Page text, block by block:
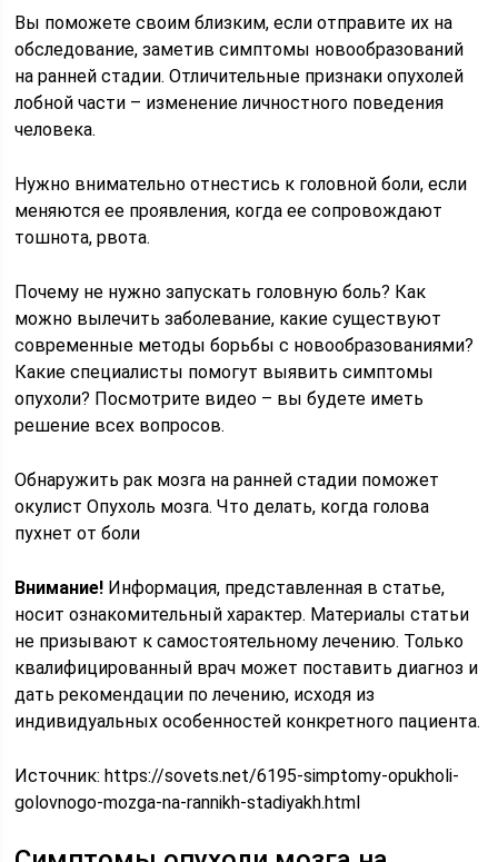
Вы поможете своим близким, если отправите их на
обследование, заметив симптомы новообразований
на ранней стадии. Отличительные признаки опухолей
лобной части – изменение личностного поведения
человека.
Нужно внимательно отнестись к головной боли, если
меняются ее проявления, когда ее сопровождают
тошнота, рвота.
Почему не нужно запускать головную боль? Как
можно вылечить заболевание, какие существуют
современные методы борьбы с новообразованиями?
Какие специалисты помогут выявить симптомы
опухоли? Посмотрите видео – вы будете иметь
решение всех вопросов.
Обнаружить рак мозга на ранней стадии поможет
окулистОпухоль мозга. Что делать, когда голова
пухнет от боли
Внимание! Информация, представленная в статье,
носит ознакомительный характер. Материалы статьи
не призывают к самостоятельному лечению. Только
квалифицированный врач может поставить диагноз и
дать рекомендации по лечению, исходя из
индивидуальных особенностей конкретного пациента.
Источник:https://sovets.net/6195-simptomy-opukholi-
golovnogo-mozga-na-rannikh-stadiyakh.html